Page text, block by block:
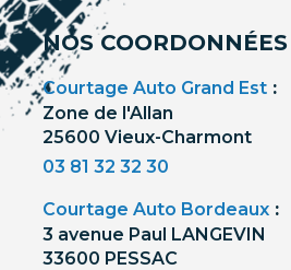
NOS COORDONNÉES
Courtage Auto Grand Est :
Zone de l'Allan
25600 Vieux-Charmont
03 81 32 32 30
Courtage Auto Bordeaux :
3 avenue Paul LANGEVIN
33600 PESSAC